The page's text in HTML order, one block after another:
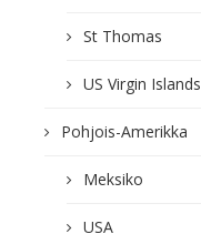
St Thomas
US Virgin Islands
Pohjois-Amerikka
Meksiko
USA